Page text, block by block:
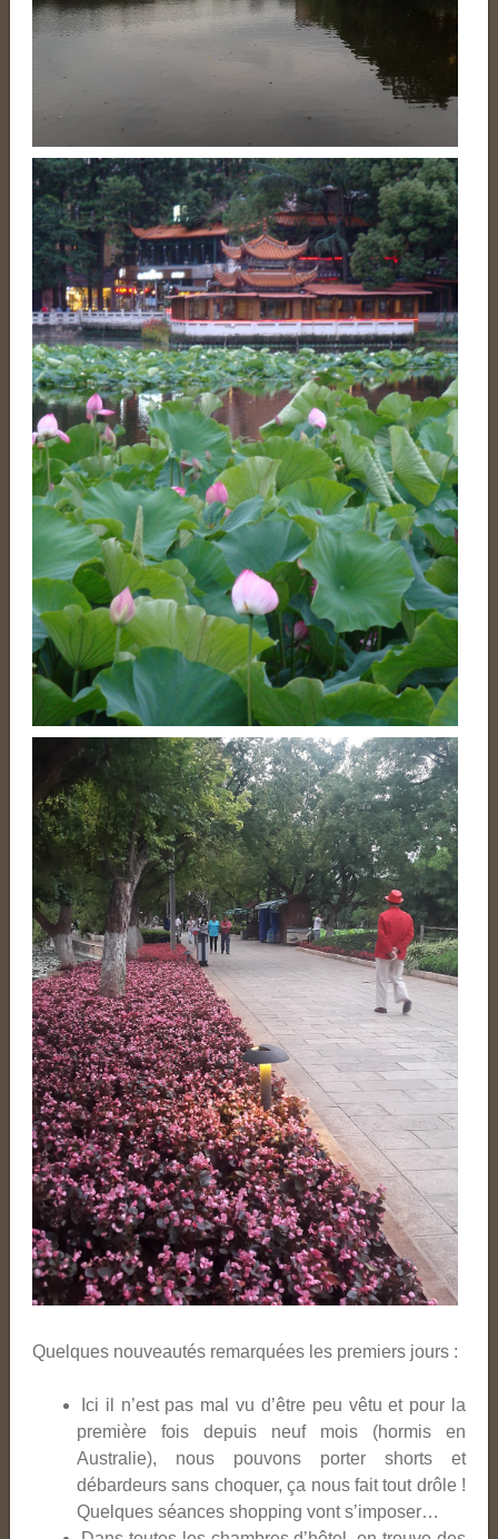
Quelques nouveautés remarquées les premiers jours :
Ici il n’est pas mal vu d’être peu vêtu et pour la
première fois depuis neuf mois (hormis en
Australie), nous pouvons porter shorts et
débardeurs sans choquer, ça nous fait tout drôle !
Quelques séances shopping vont s’imposer…